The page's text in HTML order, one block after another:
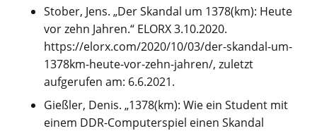
Stober, Jens. „Der Skandal um 1378(km): Heute
vor zehn Jahren.“ ELORX 3.10.2020.
https://elorx.com/2020/10/03/der-skandal-um-
1378km-heute-vor-zehn-jahren/, zuletzt
aufgerufen am: 6.6.2021.
Gießler, Denis. „1378(km): Wie ein Student mit
einem DDR-Computerspiel einen Skandal